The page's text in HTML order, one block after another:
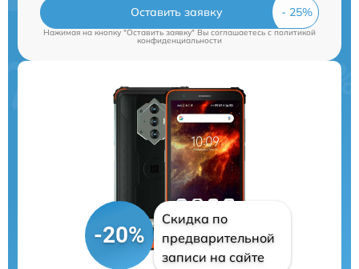
Оставить заявку
Нажимая на кнопку "Оставить заявку" Вы соглашаетесь cполитикой
конфиденциальности
-20%
Скидка по
предварительной
записи на сайте